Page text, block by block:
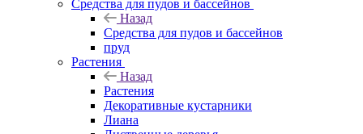
Средства для пудов и бассейнов
Назад
Средства для пудов и бассейнов
пруд
Растения
Назад
Растения
Декоративные кустарники
Лиана